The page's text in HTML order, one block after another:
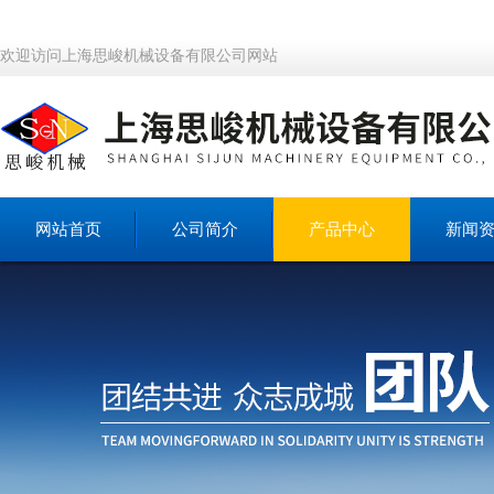
欢迎访问上海思峻机械设备有限公司网站
网站首页 公司简介 产品中心 新闻